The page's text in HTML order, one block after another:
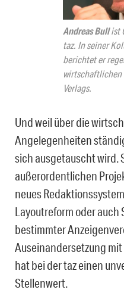
Andreas Bullist
taz. In seiner
berichtet er
wirtschaftlichen
Verlags.
Und weil über die
Angelegenheiten
sich ausgetauscht wird.
außerordentlichen
neues
Layoutreform oder auch
bestimmter
Auseinandersetzung
hat bei der taz einen
Stellenwert.